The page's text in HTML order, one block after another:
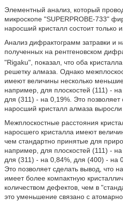
Элементный анализ, который
микроскопе "SUPERPROBE-733"
наросший кристалл состоит только
Анализ дифрактограмм затравки и
полученных на рентгеновском
"Rigaku", показал, что оба
решетку алмаза. Однако
имеют величины несколько
например, для плоскостей (111) -
для (311) - на 0,19%. Это позволяет
наросший кристалл алмаза выросли
Межплоскостные расстояния
наросшего кристалла имеют
чем стандартно принятые для
например, для плоскостей (111) -
для (311) - на 0,84%, для (400) - на
Это позволяет сделать вывод, что
имеет более компактную
количеством дефектов, чем в
это уменьшение связано с